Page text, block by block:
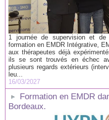
1 journée de supervision et
formation en EMDR Intégrative,
aux thérapeutes déjà
ils se sont trouvés en échec
plusieurs regards extérieurs
leu...
16/03/2027
Formation en EMDR
Bordeaux.